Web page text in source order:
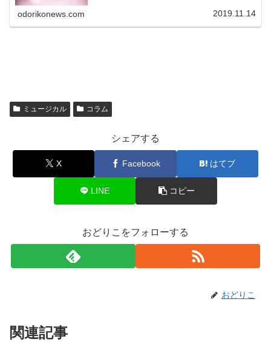
odorikonews.com 2019.11.14
ミュージカル コラム
シェアする
X Facebook はてブ
LINE コピー
おどりこをフォローする
おどりこ
関連記事